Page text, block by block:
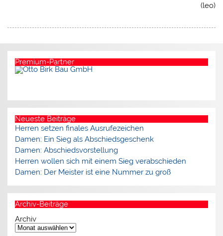
(leo)
Premium-Partner
Neueste Beiträge
Herren setzen finales Ausrufezeichen
Damen: Ein Sieg als Abschiedsgeschenk
Damen: Abschiedsvorstellung
Herren wollen sich mit einem Sieg verabschieden
Damen: Der Meister ist eine Nummer zu groß
Archiv-Beiträge
Archiv